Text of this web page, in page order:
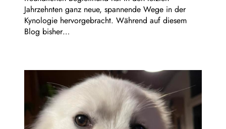
Jahrzehnten ganz neue, spannende Wege in der
Kynologie hervorgebracht. Während auf diesem
Blog bisher…